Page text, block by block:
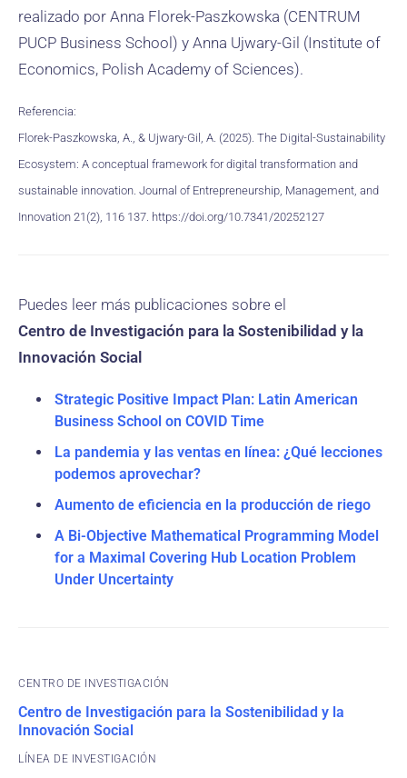
realizado por Anna Florek-Paszkowska (CENTRUM
PUCP Business School) y Anna Ujwary-Gil (Institute of
Economics, Polish Academy of Sciences).
Referencia:
Florek-Paszkowska, A., & Ujwary-Gil, A. (2025). The Digital-Sustainability
Ecosystem: A conceptual framework for digital transformation and
sustainable innovation. Journal of Entrepreneurship, Management, and
Innovation 21(2), 116 137. https://doi.org/10.7341/20252127
Puedes leer más publicaciones sobre el
Centro de Investigación para la Sostenibilidad y la
Innovación Social
Strategic Positive Impact Plan: Latin American
Business School on COVID Time
La pandemia y las ventas en línea: ¿Qué lecciones
podemos aprovechar?
Aumento de eficiencia en la producción de riego
A Bi-Objective Mathematical Programming Model
for a Maximal Covering Hub Location Problem
Under Uncertainty
CENTRO DE INVESTIGACIÓN
Centro de Investigación para la Sostenibilidad y la
Innovación Social